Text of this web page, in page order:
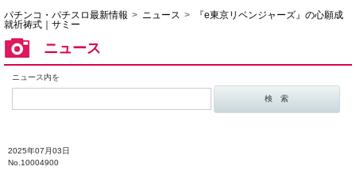
パチンコ・パチスロ最新情報 ニュース
『e東京リベンジャーズ』の心願成
就祈祷式｜サミー
ニュース
ニュース内を
2025年07月03日
No.10004900